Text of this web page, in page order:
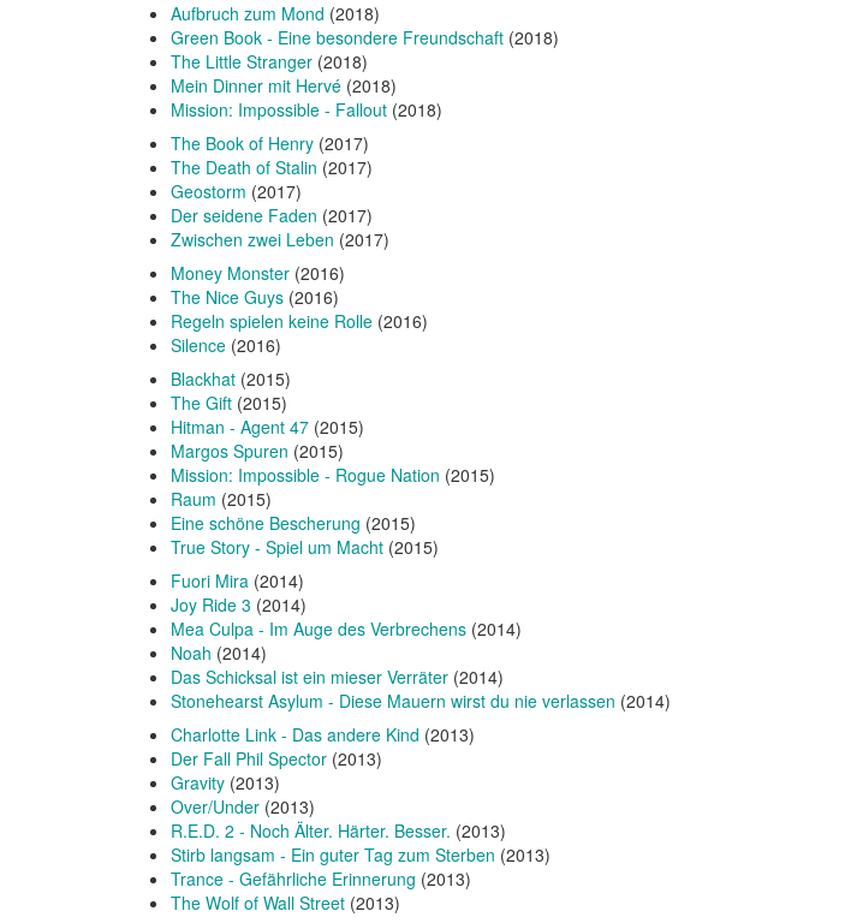
Aufbruch zum Mond (2018)
Green Book - Eine besondere Freundschaft (2018)
The Little Stranger (2018)
Mein Dinner mit Hervé (2018)
Mission: Impossible - Fallout (2018)
The Book of Henry (2017)
The Death of Stalin (2017)
Geostorm (2017)
Der seidene Faden (2017)
Zwischen zwei Leben (2017)
Money Monster (2016)
The Nice Guys (2016)
Regeln spielen keine Rolle (2016)
Silence (2016)
Blackhat (2015)
The Gift (2015)
Hitman - Agent 47 (2015)
Margos Spuren (2015)
Mission: Impossible - Rogue Nation (2015)
Raum (2015)
Eine schöne Bescherung (2015)
True Story - Spiel um Macht (2015)
Fuori Mira (2014)
Joy Ride 3 (2014)
Mea Culpa - Im Auge des Verbrechens (2014)
Noah (2014)
Das Schicksal ist ein mieser Verräter (2014)
Stonehearst Asylum - Diese Mauern wirst du nie verlassen (2014)
Charlotte Link - Das andere Kind (2013)
Der Fall Phil Spector (2013)
Gravity (2013)
Over/Under (2013)
R.E.D. 2 - Noch Älter. Härter. Besser. (2013)
Stirb langsam - Ein guter Tag zum Sterben (2013)
Trance - Gefährliche Erinnerung (2013)
The Wolf of Wall Street (2013)